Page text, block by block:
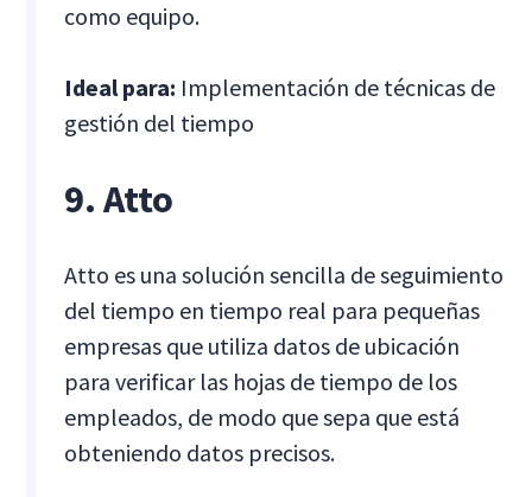
como equipo.
Ideal para: Implementación de técnicas de
gestión del tiempo
9. Atto
Atto es una solución sencilla de seguimiento
del tiempo en tiempo real para pequeñas
empresas que utiliza datos de ubicación
para verificar las hojas de tiempo de los
empleados, de modo que sepa que está
obteniendo datos precisos.